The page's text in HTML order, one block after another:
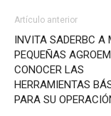
Artículo anterior
INVITA SADERBC A
PEQUEÑAS
CONOCER LAS
HERRAMIENTAS
PARA SU